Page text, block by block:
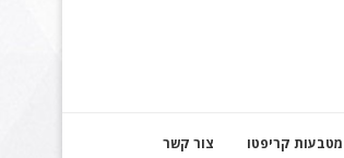
מטבעות קריפטו צור קשר